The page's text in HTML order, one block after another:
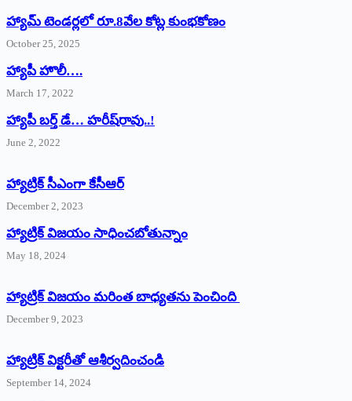
హ్యామ్‌ ‌టెండర్లలో రూ.8వేల కోట్ల కుంభకోణం
October 25, 2025
హ్యాపీ హొలీ….
March 17, 2022
హ్యాపీ బర్త్ ‌డే… హరీష్‌రావు..!
June 2, 2022
హ్యాట్రిక్‌ ‌సీఎంగా కేసీఆర్‌
December 2, 2023
హ్యాట్రిక్‌ విజయం సాధించబోతున్నాం
May 18, 2024
హ్యాట్రిక్ విజయం మరింత బాధ్యతను పెంచింది
December 9, 2023
హ్యాట్రిక్‌ ‌విక్టరీతో ఆశీర్వదించండి
September 14, 2024